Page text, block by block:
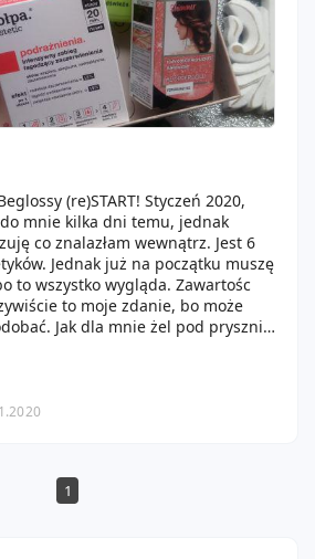
(re)START! Styczeń 2020,
do mnie kilka dni temu, jednak
co znalazłam wewnątrz. Jest 6
Jednak już na początku muszę
to wszystko wygląda. Zawartośc
to moje zdanie, bo może
Jak dla mnie żel pod prysznic,
saszetka z maską to marne
krem Detos na noc
zabieg. U mnie lagodzący
1